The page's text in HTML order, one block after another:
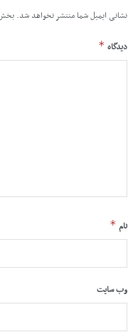
نشانی ایمیل شما منتشر نخواهد شد.
دیدگاه *
نام *
وب‌ سایت